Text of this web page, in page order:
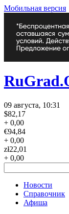
Мобильная версия
09 августа, 10:31
$82,17
+ 0,00
€94,84
+ 0,00
zł22,01
+ 0,00
Новости
Справочник
Афиша